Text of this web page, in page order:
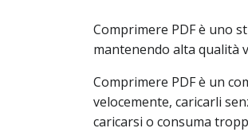
Comprimere PDF è uno
mantenendo alta qualità
Comprimere PDF è un
velocemente, caricarli
caricarsi o consuma